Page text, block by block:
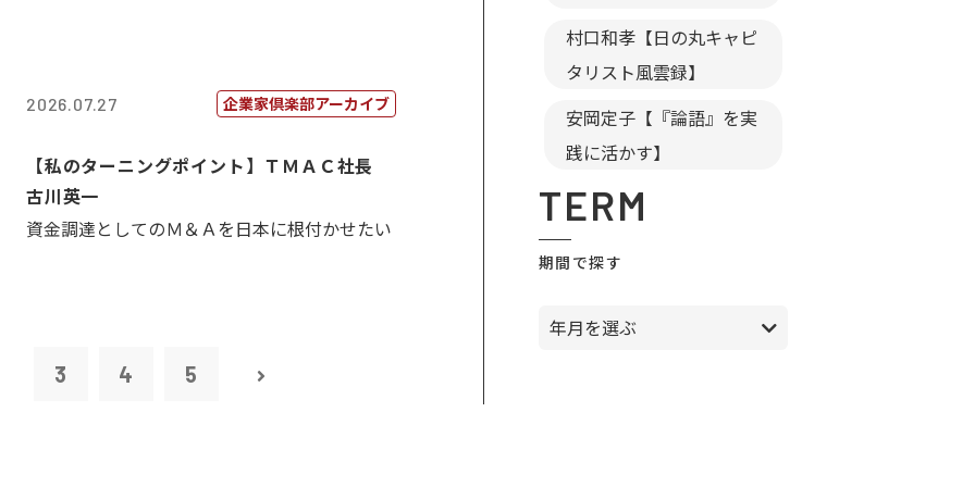
2026.07.27 企業家倶楽部アーカイブ
【私のターニングポイント】ＴＭＡＣ社長
古川英一
資金調達としてのＭ＆Ａを日本に根付かせたい
3 4 5
村口和孝【日の丸キャピ
タリスト風雲録】
安岡定子【『論語』を実
践に活かす】
TERM
期間で探す
年月を選ぶ